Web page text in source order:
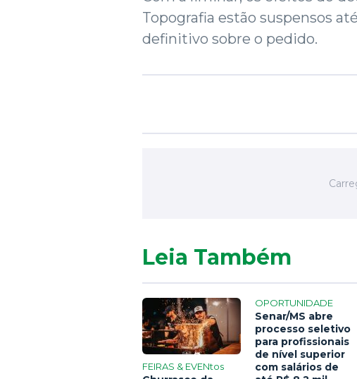
Topografia estão suspensos
definitivo sobre o pedido.
Leia Também
FEIRAS & EVENtos
OPORTUNIDADE
Senar/MS abre
processo seletivo
para profissionais
de nível superior
com salários de